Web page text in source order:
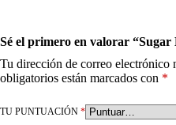
Sé el primero en valorar
Tu dirección de correo electrónico
obligatorios están marcados con *
TU PUNTUACIÓN *